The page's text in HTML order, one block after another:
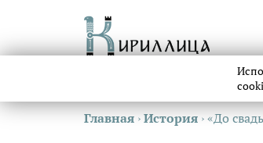
Главная ›История ›«До